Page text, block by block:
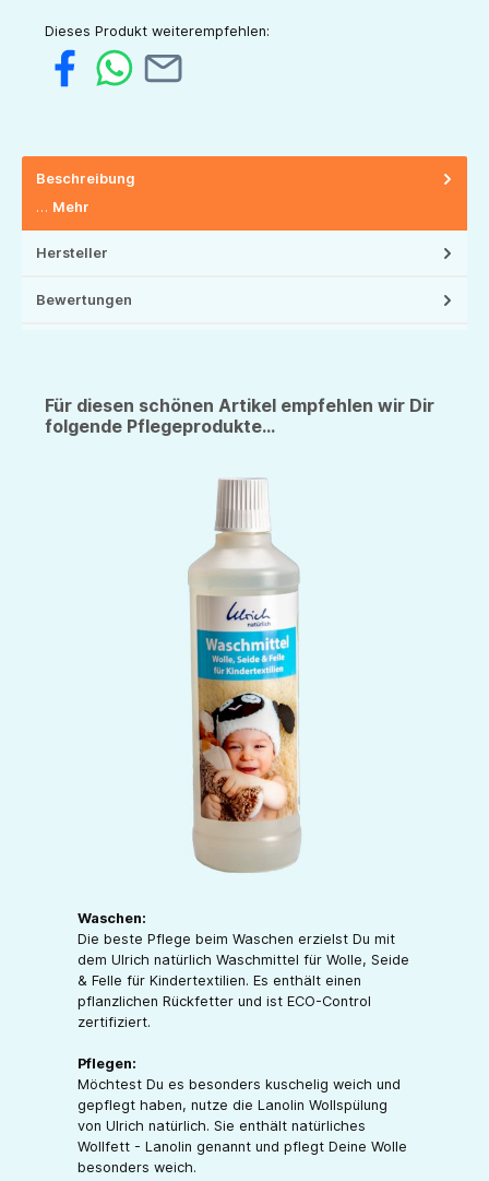
Dieses Produkt weiterempfehlen:
Beschreibung
… Mehr
Hersteller
Bewertungen
Für diesen schönen Artikel empfehlen wir Dir
folgende Pflegeprodukte...
Waschen:
Die beste Pflege beim Waschen erzielst Du mit
dem Ulrich natürlich Waschmittel für Wolle, Seide
& Felle für Kindertextilien. Es enthält einen
pflanzlichen Rückfetter und ist ECO-Control
zertifiziert.
Pflegen:
Möchtest Du es besonders kuschelig weich und
gepflegt haben, nutze die Lanolin Wollspülung
von Ulrich natürlich. Sie enthält natürliches
Wollfett - Lanolin genannt und pflegt Deine Wolle
besonders weich.